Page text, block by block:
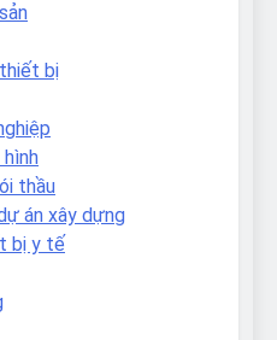
bị
thầu
án xây dựng
bị y tế